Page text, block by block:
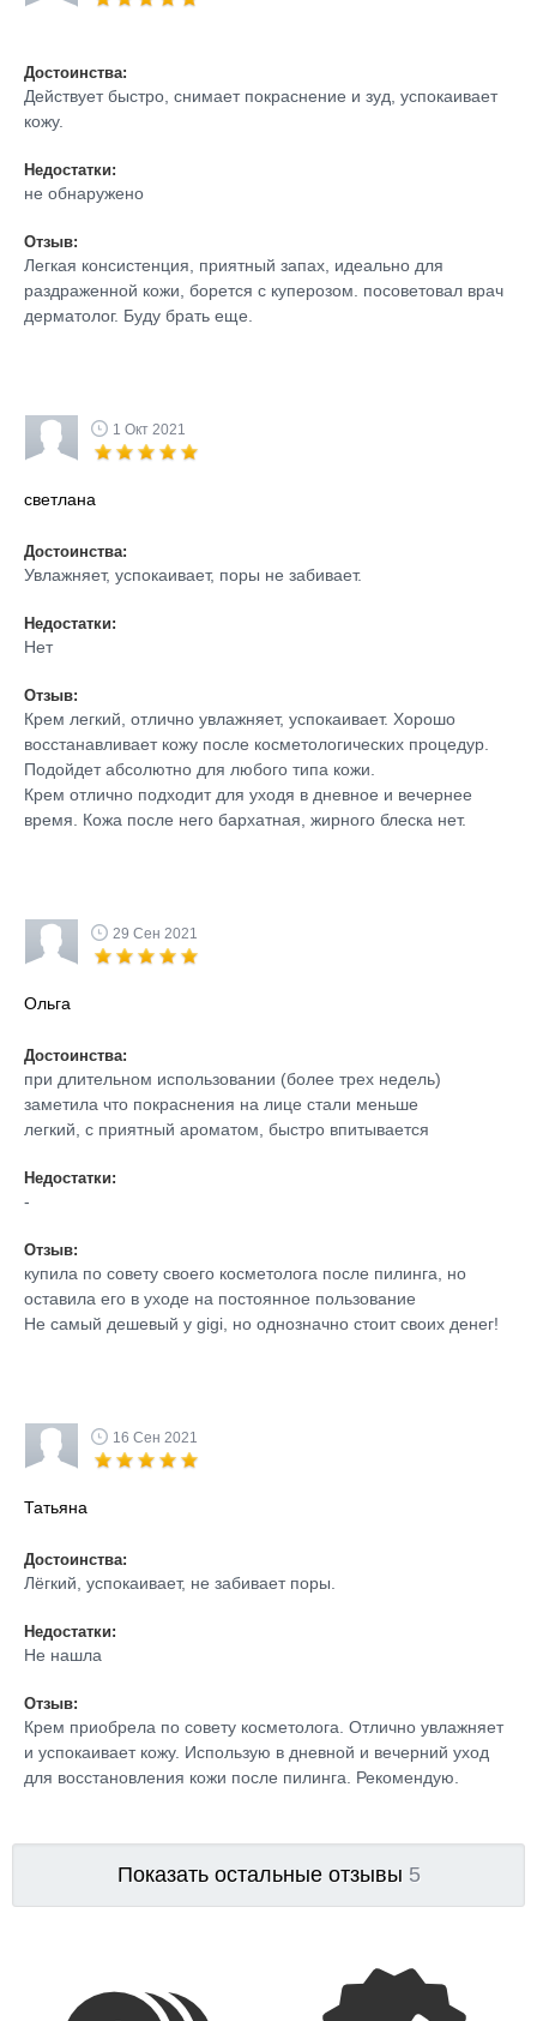
Достоинства:
Действует быстро, снимает покраснение и зуд, успокаивает
кожу.
Недостатки:
не обнаружено
Отзыв:
Легкая консистенция, приятный запах, идеально для
раздраженной кожи, борется с куперозом. посоветовал врач
дерматолог. Буду брать еще.
1 Окт 2021
светлана
Достоинства:
Увлажняет, успокаивает, поры не забивает.
Недостатки:
Нет
Отзыв:
Крем легкий, отлично увлажняет, успокаивает. Хорошо
восстанавливает кожу после косметологических процедур.
Подойдет абсолютно для любого типа кожи.
Крем отлично подходит для уходя в дневное и вечернее
время. Кожа после него бархатная, жирного блеска нет.
29 Сен 2021
Ольга
Достоинства:
при длительном использовании (более трех недель)
заметила что покраснения на лице стали меньше
легкий, с приятный ароматом, быстро впитывается
Недостатки:
-
Отзыв:
купила по совету своего косметолога после пилинга, но
оставила его в уходе на постоянное пользование
Не самый дешевый у gigi, но однозначно стоит своих денег!
16 Сен 2021
Татьяна
Достоинства:
Лёгкий, успокаивает, не забивает поры.
Недостатки:
Не нашла
Отзыв:
Крем приобрела по совету косметолога. Отлично увлажняет
и успокаивает кожу. Использую в дневной и вечерний уход
для восстановления кожи после пилинга. Рекомендую.
Показать остальные отзывы 5